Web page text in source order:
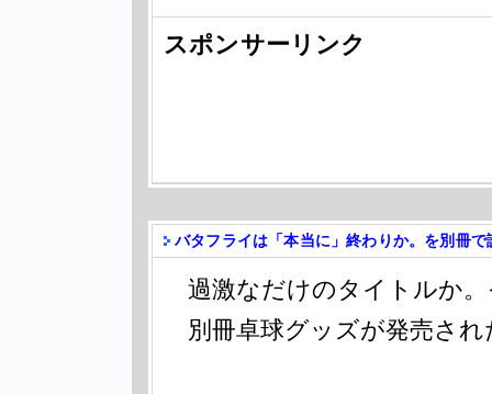
スポンサーリンク
バタフライは「本当に」終わりか。を別冊で
過激なだけのタイトルか
別冊卓球グッズが発売され